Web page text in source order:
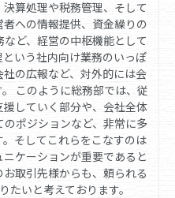
算処理や税務管理、そして
への情報提供、資金繰りの
ど、経営の中枢機能として
いう社内向け業務のいっぽ
の広報など、対外的には会
このように総務部では、従
していく部分や、会社全体
ポジションなど、非常に多
そしてこれらをこなすのは
ケーションが重要であると
取引先様からも、頼られる
たいと考えております。